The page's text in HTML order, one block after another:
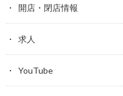
開店・閉店情報
求人
YouTube